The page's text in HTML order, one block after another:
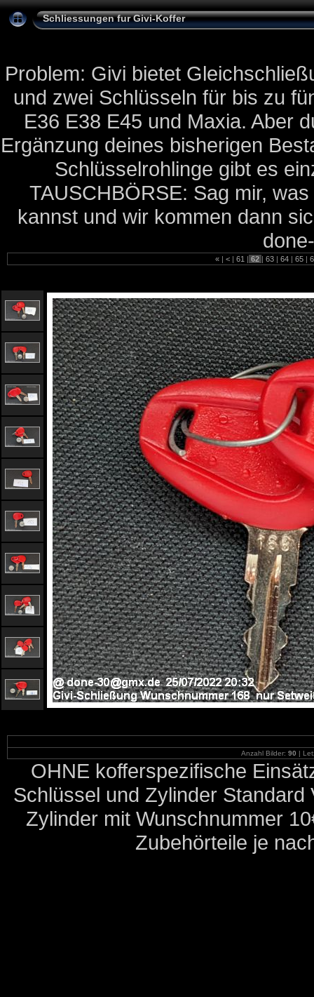
Schliessungen fur Givi-Koffer
Problem: Givi bietet
und zwei Schlüsseln für bis zu
E36 E38 E45 und Maxia. Aber
Ergänzung deines bisherigen
Schlüsselrohlinge gibt es
TAUSCHBÖRSE: Sag mir,
kannst und wir kommen dann
« | < | 61 | 62 | 63 | 64 | 65 |
Anzahl Bilder:90 |
OHNE kofferspezifische
Schlüssel und Zylinder
Zylinder mit Wunschnummer
Zubehörteile je